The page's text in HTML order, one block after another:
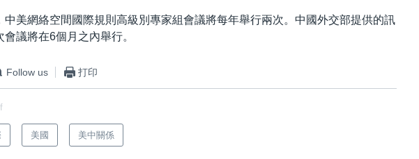
中美網絡空間國際規則高級別專家組會議將每年舉行兩次。中國外交部提供的訊
議將在6個月之內舉行。
Follow us 打印
美國 美中關係